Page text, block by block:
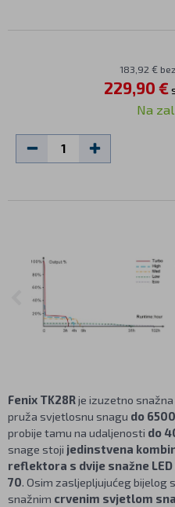
183,92 €
229,90 €
Na
Fenix TK28Rje izuzetno
pruža svjetlosnu snagu do
probije tamu na udaljenosti do
snage stoji jedinstvena
reflektora s dvije snažne LED
70. Osim zasljepljujućeg bijelog
snažnim crvenim svjetlom